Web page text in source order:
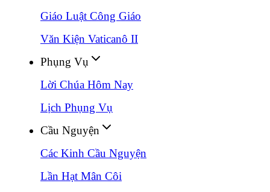
Giáo Luật Công Giáo
Văn Kiện Vaticanô II
Phụng Vụ
Lời Chúa Hôm Nay
Lịch Phụng Vụ
Cầu Nguyện
Các Kinh Cầu Nguyện
Lần Hạt Mân Côi